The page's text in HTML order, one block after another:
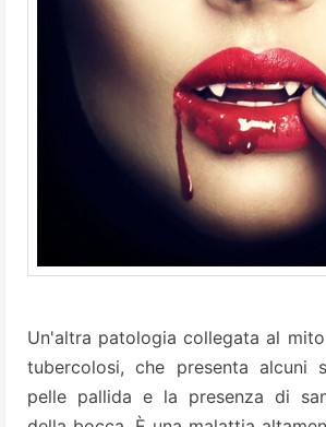
Un'altra patologia collegata al
tubercolosi, che presenta alcuni
pelle pallida e la presenza di